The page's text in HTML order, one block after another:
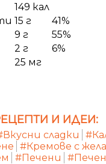
149 кал
15 г
41%
9 г
55%
2 г
6%
25 мг
И ИДЕИ:
сладки
#Кремове с
#Печени